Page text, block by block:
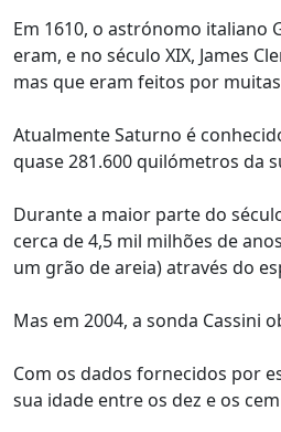
Em 1610, o astrónomo italiano
eram, e no século XIX, James
mas que eram feitos por
Atualmente Saturno é
quase 281.600 quilómetros da
Durante a maior parte do
cerca de 4,5 mil milhões de
um grão de areia) através do
Mas em 2004, a sonda Cassini
Com os dados fornecidos por
sua idade entre os dez e os